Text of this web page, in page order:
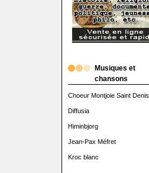
Musiques et
chansons
Choeur Montjoie Saint Denis
Diffusia
Himinbjorg
Jean-Pax Méfret
Kroc blanc